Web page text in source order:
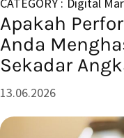
Apakah
Anda
Sekadar
13.06.2026